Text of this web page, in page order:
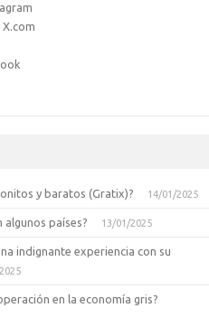
y baratos (Gratix)? 14/01/2025
algunos países? 13/01/2025
indignante experiencia con su
en la economía gris?